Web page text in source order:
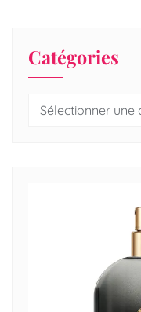
Catégories